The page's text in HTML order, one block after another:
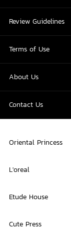
Review Guidelines
Terms of Use
About Us
Contact Us
Oriental Princess
L'oreal
Etude House
Cute Press